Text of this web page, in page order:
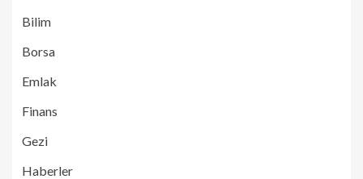
Bilim
Borsa
Emlak
Finans
Gezi
Haberler